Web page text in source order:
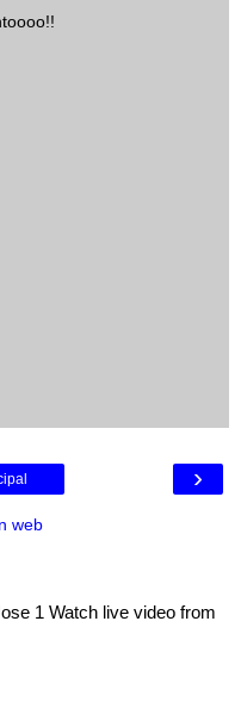
›
web
1 Watch live video from